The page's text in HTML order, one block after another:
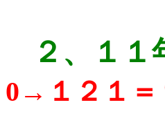
２、 １
0 →１２１＝